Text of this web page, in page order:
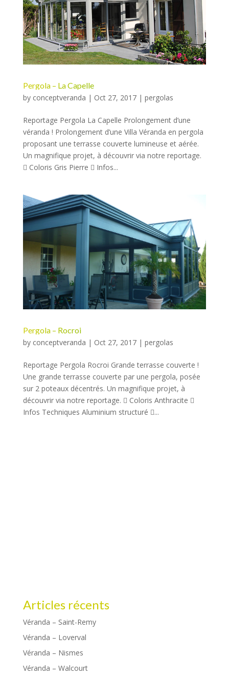
Pergola – La Capelle
by conceptveranda | Oct 27, 2017| pergolas
Reportage Pergola La Capelle Prolongement d’une
véranda ! Prolongement d’une Villa Véranda en pergola
proposant une terrasse couverte lumineuse et aérée.
Un magnifique projet, à découvrir via notre reportage.
 Coloris Gris Pierre  Infos...
Pergola – Rocroi
by conceptveranda | Oct 27, 2017| pergolas
Reportage Pergola Rocroi Grande terrasse couverte !
Une grande terrasse couverte par une pergola, posée
sur 2 poteaux décentrés. Un magnifique projet, à
découvrir via notre reportage.  Coloris Anthracite 
Infos Techniques Aluminium structuré ...
Articles récents
Véranda – Saint-Remy
Véranda – Loverval
Véranda – Nismes
Véranda – Walcourt